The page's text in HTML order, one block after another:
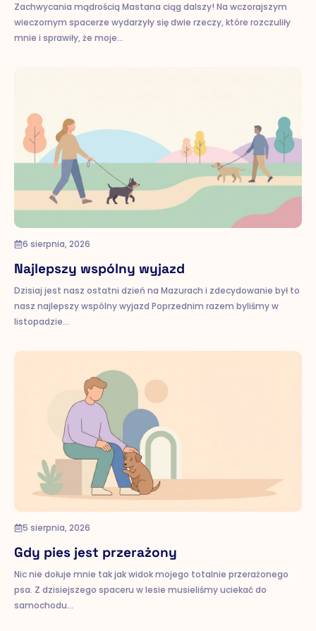
Zachwycania mądrością Mastana ciąg dalszy! Na wczorajszym
wieczornym spacerze wydarzyły się dwie rzeczy, które rozczuliły
mnie i sprawiły, że moje…
6 sierpnia, 2026
Najlepszy wspólny wyjazd
Dzisiaj jest nasz ostatni dzień na Mazurach i zdecydowanie był to
nasz najlepszy wspólny wyjazd Poprzednim razem byliśmy w
listopadzie…
5 sierpnia, 2026
Gdy pies jest przerażony
Nic nie dołuje mnie tak jak widok mojego totalnie przerażonego
psa. Z dzisiejszego spaceru w lesie musieliśmy uciekać do
samochodu…